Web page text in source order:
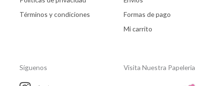
Términos y condiciones
Formas de pago
Mi carrito
Síguenos Visita Nuestra Papeleria